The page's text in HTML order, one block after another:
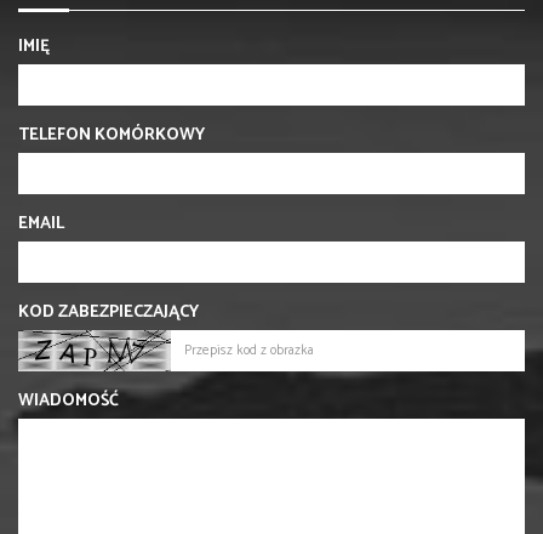
IMIĘ
TELEFON KOMÓRKOWY
EMAIL
KOD ZABEZPIECZAJĄCY
WIADOMOŚĆ